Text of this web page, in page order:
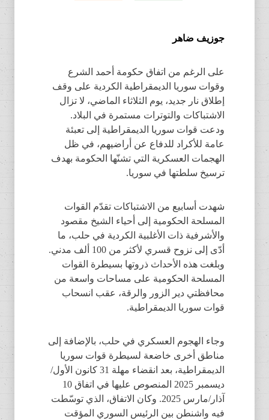
جوزيف ضاهر
على الرغم من اتفاق حكومة أحمد الشرع
وقوات سوريا الديمقراطية الكردية على وقف
إطلاق نار جديد، يوم الثلاثاء الماضي، لا تزال
الاشتباكات والتوترات مستمرة في البلاد.
ودعت قوات سوريا الديمقراطية إلى تعبئة
عامة للأكراد للدفاع عن أراضيهم، في ظل
الهجمات العسكرية التي تشنّها الحكومة بهدف
ترسيخ سلطتها في سوريا.
شهدت أسابيع من الاشتباكات تقدّم القوات
المسلحة الحكومية إلى أحياء الشيخ مقصود
والأشرفية ذات الأغلبية الكردية في حلب، ما
أدّى إلى نزوح قسري لأكثر من 100 ألف مدني.
وبلغت هذه الأحداث ذروتها بسيطرة القوات
المسلحة الحكومية على مساحات واسعة من
محافظتي دير الزور والرقة، عقب انسحاب
قوات سوريا الديمقراطية.
وجاء الهجوم العسكري في حلب، بالإضافة إلى
مناطق أخرى خاضعة لسيطرة قوات سوريا
الديمقراطية، بعد انقضاء مهلة 31 كانون الأول/
ديسمبر 2025 المنصوص عليها في اتفاق 10
آذار/مارس 2025. وكان الاتفاق، الذي توسّطت
فيه واشنطن بين الرئيس السوري المؤقت